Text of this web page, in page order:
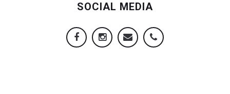
SOCIAL MEDIA